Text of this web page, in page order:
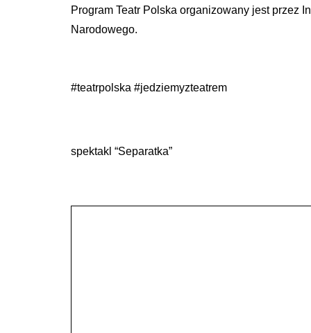
Program Teatr Polska organizowany jest przez
Narodowego.
#teatrpolska #jedziemyzteatrem
spektakl “Separatka”